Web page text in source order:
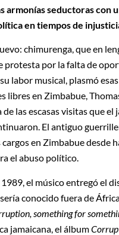
armonías seductoras
en tiempos de
chimurenga, que en
protesta por la falta de
labor musical, plasmó
libres en Zimbabue,
las escasas visitas que
El antiguo
en Zimbabue desde
el abuso político.
el músico entregó el
conocido fuera de
something for
jamaicana, el álbum